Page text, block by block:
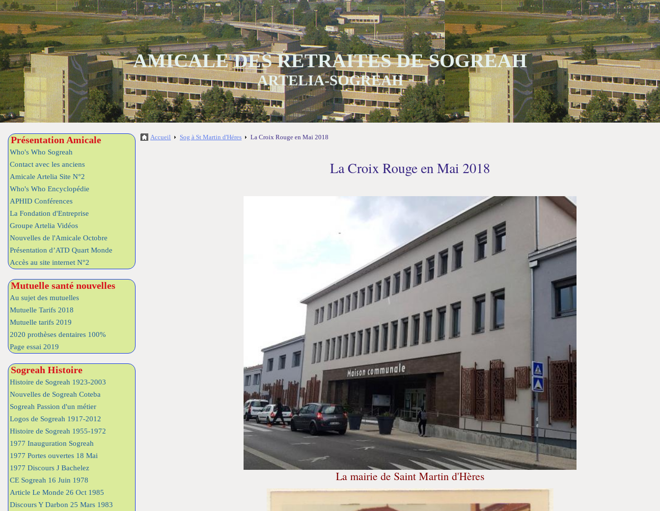
AMICALE DES RETRAITES DE SOGREAH
ARTELIA-SOGREAH
Présentation Amicale
Who's Who Sogreah
Contact avec les anciens
Amicale Artelia Site N°2
Who's Who Encyclopédie
APHID Conférences
La Fondation d'Entreprise
Groupe Artelia Vidéos
Nouvelles de l'Amicale Octobre
Présentation d’ATD Quart Monde
Accès au site internet N°2
Mutuelle santé nouvelles
Au sujet des mutuelles
Mutuelle Tarifs 2018
Mutuelle tarifs 2019
2020 prothèses dentaires 100%
Page essai 2019
Sogreah Histoire
Histoire de Sogreah 1923-2003
Nouvelles de Sogreah Coteba
Sogreah Passion d'un métier
Logos de Sogreah 1917-2012
Histoire de Sogreah 1955-1972
1977 Inauguration Sogreah
1977 Portes ouvertes 18 Mai
1977 Discours J Bachelez
CE Sogreah 16 Juin 1978
Article Le Monde 26 Oct 1985
Discours Y Darbon 25 Mars 1983
Accueil Sog à St Martin d'Héres La Croix Rouge en Mai 2018
La Croix Rouge en Mai 2018
La mairie de Saint Martin d'Hères